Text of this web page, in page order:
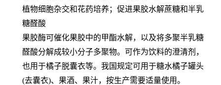
植物细胞杂交和花药培养；促进果胶水解蔗糖和半乳
糖醛酸
果胶酶可催化果胶中的甲酯水解，以及将多聚半乳糖
醛酸分解成较小分子多聚物。可作为饮料的澄清剂，
也用于橘子脱囊衣等。我国规定可用于糖水橘子罐头
(去囊衣)、果酒、果汁，按生产需要适量使用。